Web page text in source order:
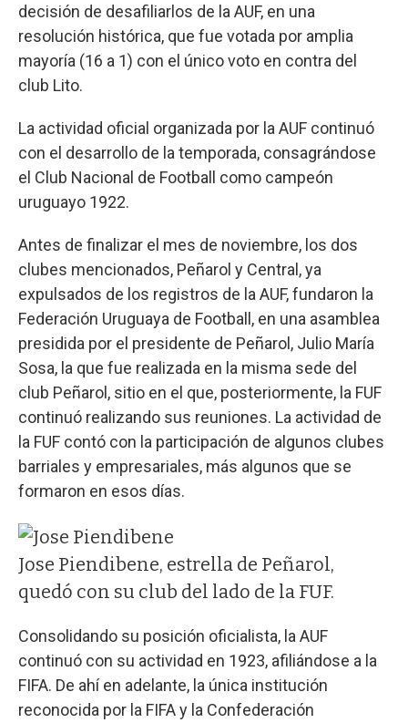
decisión de desafiliarlos de la AUF, en una
resolución histórica, que fue votada por amplia
mayoría (16 a 1) con el único voto en contra del
club Lito.
La actividad oficial organizada por la AUF continuó
con el desarrollo de la temporada, consagrándose
el Club Nacional de Football como campeón
uruguayo 1922.
Antes de finalizar el mes de noviembre, los dos
clubes mencionados, Peñarol y Central, ya
expulsados de los registros de la AUF, fundaron la
Federación Uruguaya de Football, en una asamblea
presidida por el presidente de Peñarol, Julio María
Sosa, la que fue realizada en la misma sede del
club Peñarol, sitio en el que, posteriormente, la FUF
continuó realizando sus reuniones. La actividad de
la FUF contó con la participación de algunos clubes
barriales y empresariales, más algunos que se
formaron en esos días.
Jose Piendibene, estrella de Peñarol,
quedó con su club del lado de la FUF.
Consolidando su posición oficialista, la AUF
continuó con su actividad en 1923, afiliándose a la
FIFA. De ahí en adelante, la única institución
reconocida por la FIFA y la Confederación